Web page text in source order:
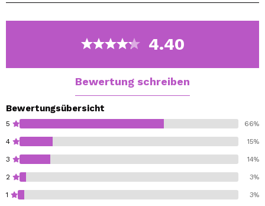
4.40
Bewertung schreiben
Bewertungsübersicht
5 66%
4 15%
3 14%
2 3%
1 3%